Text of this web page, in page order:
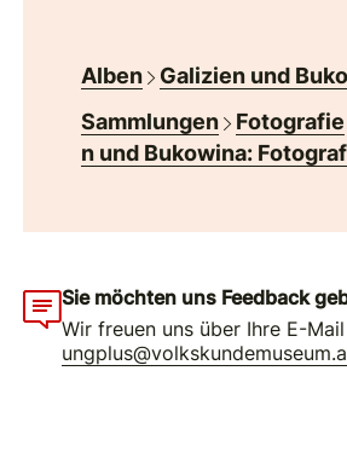
Alben
Galizien und
Sammlungen
Fotografie
n und Bukowina:
Sie möchten uns Feedback
Wir freuen uns über Ihre E-